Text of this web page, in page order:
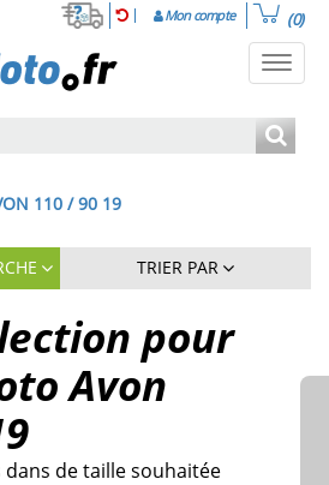
Mon compte (0)
110 / 90 19
TRIER PAR
pour
Avon
de taille souhaitée